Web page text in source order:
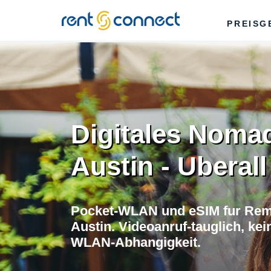
RENT'N
CONNECT
Digitales
Austin -
Pocket-WLAN und eSIM fur
Austin. Videoanruf-tauglich,
WLAN-Abhangigkeit.